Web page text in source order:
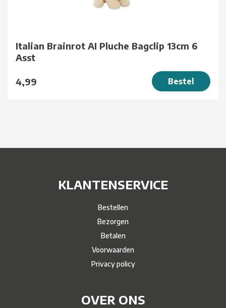
Italian Brainrot AI Pluche Bagclip 13cm 6
Asst
4,99 Bestel
KLANTENSERVICE
Bestellen
Bezorgen
Betalen
Voorwaarden
Privacy policy
OVER ONS